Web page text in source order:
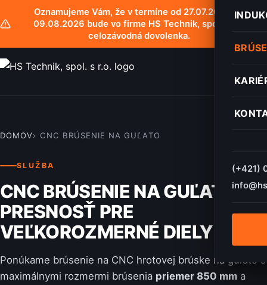
Oznamujeme Vám, že v termíne od 27.07.2026 do
09.08.2026 bude vo firme HS Technik, spol. s r.o.
celozávodná dovolenka.
(+421)
DOMOV CNC BRÚSENIE NA GUĽATO
SLUŽBA
CNC BRÚSENIE NA GUĽATO —
PRESNOSŤ PRE
VEĽKOROZMERNÉ DIELY
Ponúkame brúsenie na CNC hrotovej brúske na guľato s
maximálnymi rozmermi brúsenia priemer 850 mm a